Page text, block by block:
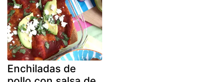
Enchiladas de